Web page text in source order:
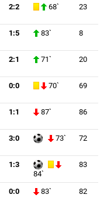
2:2 68` 23
1:5 83` 8
2:1 71` 20
0:0 70` 69
1:1 87` 86
3:0 73` 72
1:3
84`
83
0:0 83` 82